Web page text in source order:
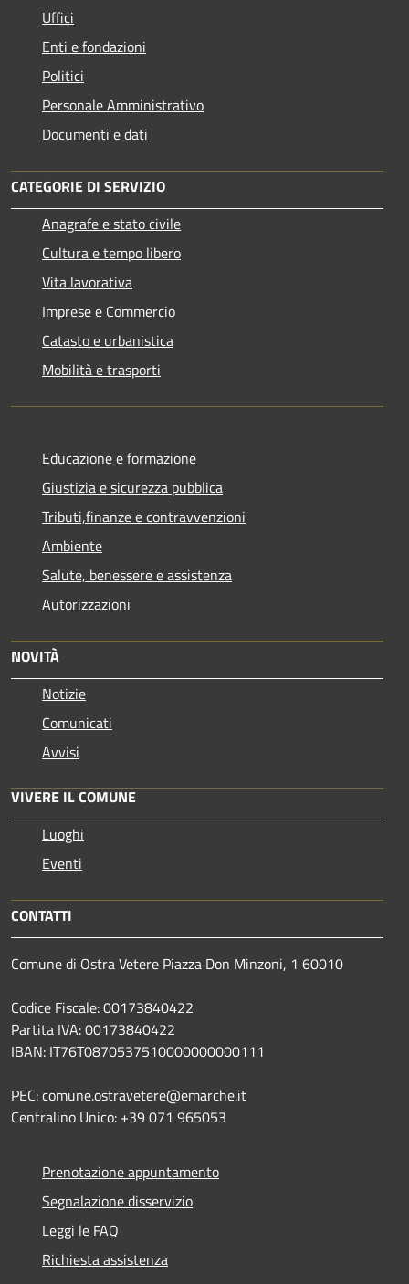
Uffici
Enti e fondazioni
Politici
Personale Amministrativo
Documenti e dati
CATEGORIE DI SERVIZIO
Anagrafe e stato civile
Cultura e tempo libero
Vita lavorativa
Imprese e Commercio
Catasto e urbanistica
Mobilità e trasporti
Educazione e formazione
Giustizia e sicurezza pubblica
Tributi,finanze e contravvenzioni
Ambiente
Salute, benessere e assistenza
Autorizzazioni
NOVITÀ
Notizie
Comunicati
Avvisi
VIVERE IL COMUNE
Luoghi
Eventi
CONTATTI
Comune di Ostra Vetere Piazza Don Minzoni, 1 60010
Codice Fiscale: 00173840422
Partita IVA: 00173840422
IBAN: IT76T0870537510000000000111
PEC: comune.ostravetere@emarche.it
Centralino Unico: +39 071 965053
Prenotazione appuntamento
Segnalazione disservizio
Leggi le FAQ
Richiesta assistenza